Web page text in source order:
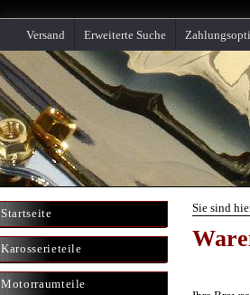
Erweiterte Suche
Versand
Startseite
Karosserieteile
Motorraumteile
Sie sind